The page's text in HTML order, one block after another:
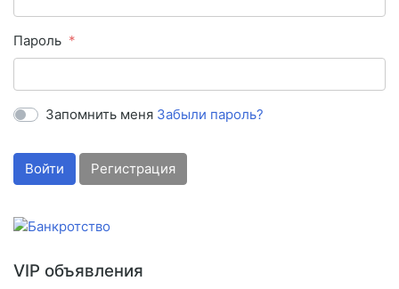
Пароль
Запомнить меня Забыли пароль?
Войти Регистрация
VIP объявления